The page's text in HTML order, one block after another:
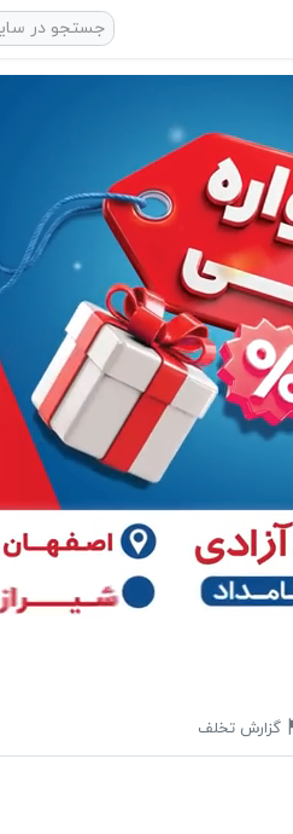
گزارش تخلف